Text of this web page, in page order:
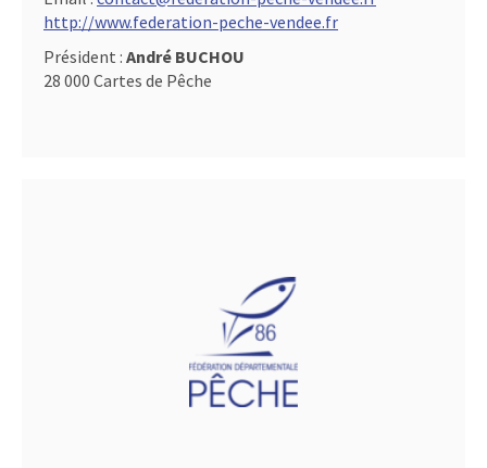
http://www.federation-peche-vendee.fr
Président : André BUCHOU
28 000 Cartes de Pêche